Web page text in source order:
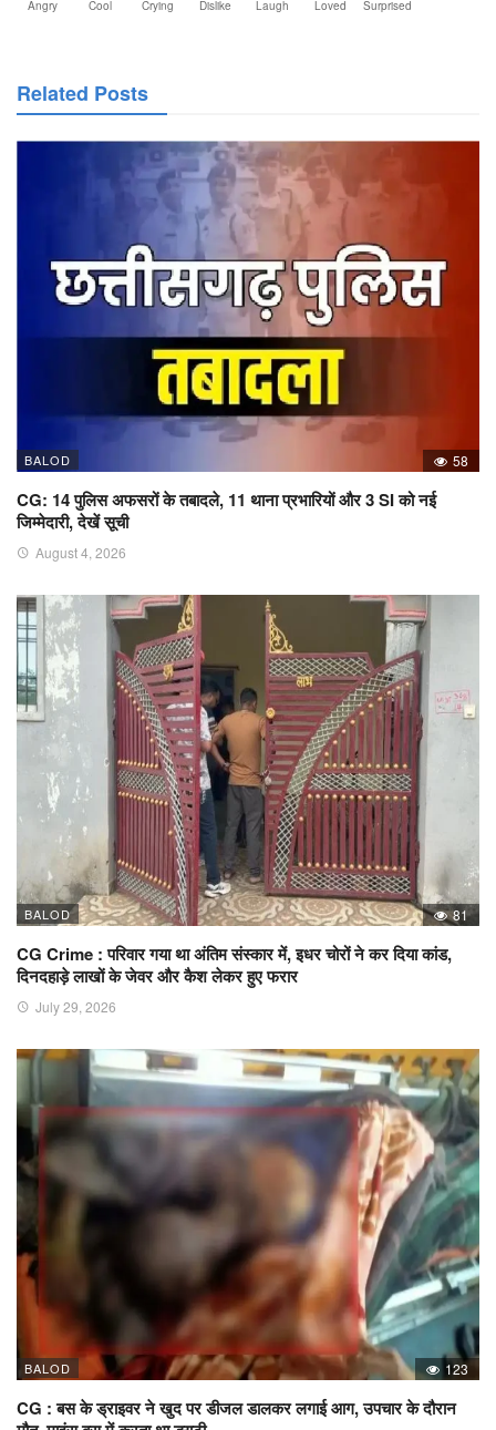
Angry Cool Crying Dislike Laugh Loved Surprised
Related Posts
BALOD 58
CG: 14 पुलिस अफसरों के तबादले, 11 थाना प्रभारियों और 3 SI को नई
जिम्मेदारी, देखें सूची
August 4, 2026
BALOD 81
CG Crime : परिवार गया था अंतिम संस्कार में, इधर चोरों ने कर दिया कांड,
दिनदहाड़े लाखों के जेवर और कैश लेकर हुए फरार
July 29, 2026
BALOD 123
CG : बस के ड्राइवर ने खुद पर डीजल डालकर लगाई आग, उपचार के दौरान